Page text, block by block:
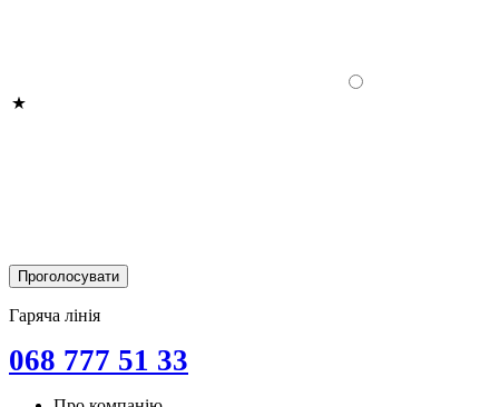
Гаряча лінія
068 777 51 33